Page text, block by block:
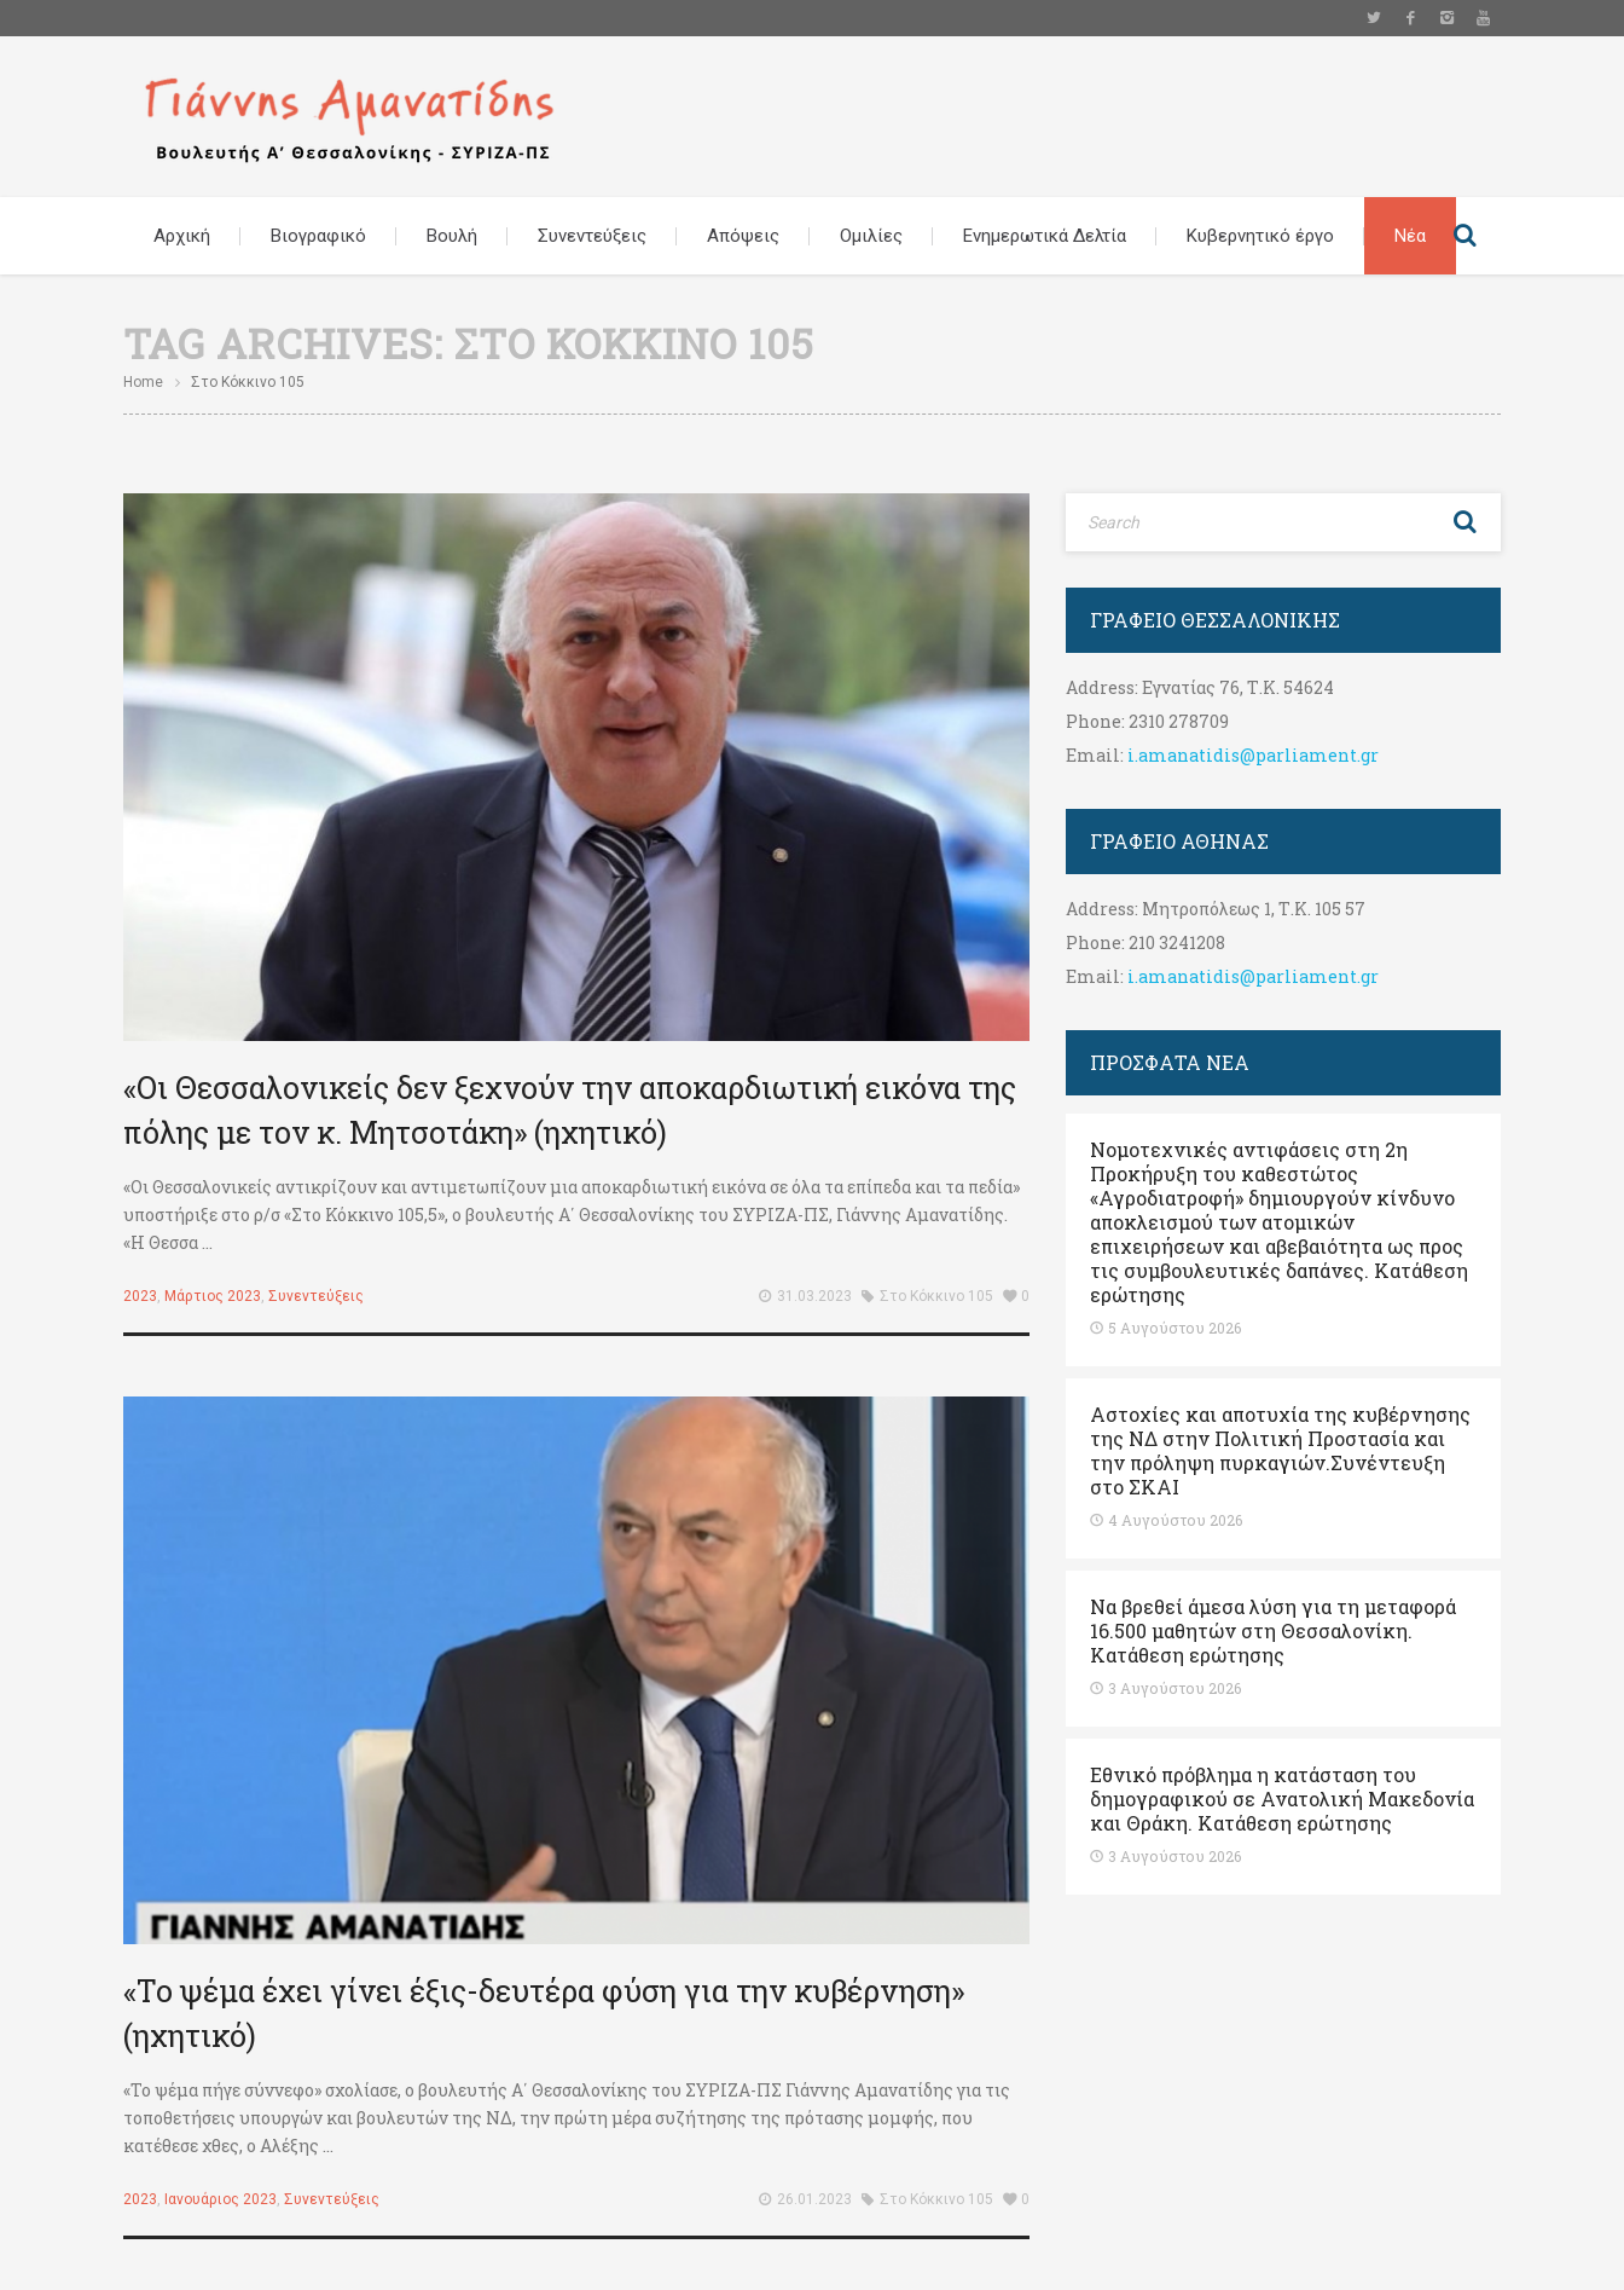
Αρχική Βιογραφικό Βουλή Συνεντεύξεις Απόψεις Ομιλίες Ενημερωτικά Δελτία Κυβερνητικό έργο Νέα
TAG ARCHIVES: ΣΤΟ ΚΌΚΚΙΝΟ 105
Home Στο Κόκκινο 105
«Οι Θεσσαλονικείς δεν ξεχνούν την αποκαρδιωτική εικόνα της
πόλης με τον κ. Μητσοτάκη» (ηχητικό)
«Οι Θεσσαλονικείς αντικρίζουν και αντιμετωπίζουν μια αποκαρδιωτική εικόνα σε όλα τα επίπεδα και τα πεδία»
υποστήριξε στο ρ/σ «Στο Κόκκινο 105,5», ο βουλευτής Α΄ Θεσσαλονίκης του ΣΥΡΙΖΑ-ΠΣ, Γιάννης Αμανατίδης.
«Η Θεσσα ...
2023, Μάρτιος 2023, Συνεντεύξεις 31.03.2023 Στο Κόκκινο 105 0
«Το ψέμα έχει γίνει έξις-δευτέρα φύση για την κυβέρνηση»
(ηχητικό)
«Το ψέμα πήγε σύννεφο» σχολίασε, ο βουλευτής Α΄ Θεσσαλονίκης του ΣΥΡΙΖΑ-ΠΣ Γιάννης Αμανατίδης για τις
τοποθετήσεις υπουργών και βουλευτών της ΝΔ, την πρώτη μέρα συζήτησης της πρότασης μομφής, που
κατέθεσε χθες, ο Αλέξης ...
2023, Ιανουάριος 2023, Συνεντεύξεις 26.01.2023 Στο Κόκκινο 105 0
ΓΡΑΦΕΊΟ ΘΕΣΣΑΛΟΝΊΚΗΣ
Address: Εγνατίας 76, Τ.Κ. 54624
Phone: 2310 278709
Email: i.amanatidis@parliament.gr
ΓΡΑΦΕΊΟ ΑΘΉΝΑΣ
Address: Μητροπόλεως 1, Τ.Κ. 105 57
Phone: 210 3241208
Email: i.amanatidis@parliament.gr
ΠΡΟΣΦΑΤΑ ΝΕΑ
Νομοτεχνικές αντιφάσεις στη 2η
Προκήρυξη του καθεστώτος
«Αγροδιατροφή» δημιουργούν κίνδυνο
αποκλεισμού των ατομικών
επιχειρήσεων και αβεβαιότητα ως προς
τις συμβουλευτικές δαπάνες. Κατάθεση
ερώτησης
5 Αυγούστου 2026
Αστοχίες και αποτυχία της κυβέρνησης
της ΝΔ στην Πολιτική Προστασία και
την πρόληψη πυρκαγιών.Συνέντευξη
στο ΣΚΑΙ
4 Αυγούστου 2026
Να βρεθεί άμεσα λύση για τη μεταφορά
16.500 μαθητών στη Θεσσαλονίκη.
Κατάθεση ερώτησης
3 Αυγούστου 2026
Εθνικό πρόβλημα η κατάσταση του
δημογραφικού σε Ανατολική Μακεδονία
και Θράκη. Κατάθεση ερώτησης
3 Αυγούστου 2026